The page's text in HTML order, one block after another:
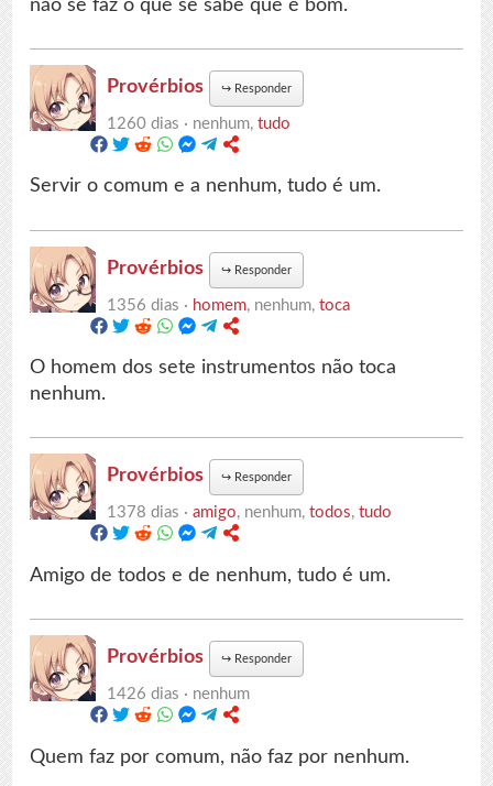
não se faz o que se sabe que é bom.
Provérbios ↪ Responder
1260 dias · nenhum,tudo
Servir o comum e a nenhum, tudo é um.
Provérbios ↪ Responder
1356 dias · homem, nenhum,toca
O homem dos sete instrumentos não toca
nenhum.
Provérbios ↪ Responder
1378 dias ·amigo, nenhum,todos,tudo
Amigo de todos e de nenhum, tudo é um.
Provérbios ↪ Responder
1426 dias · nenhum
Quem faz por comum, não faz por nenhum.